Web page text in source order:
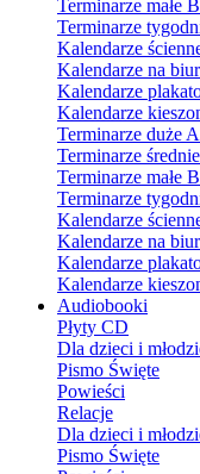
Terminarze małe
Terminarze
Kalendarze
Kalendarze na
Kalendarze
Kalendarze
Terminarze duże
Terminarze
Terminarze małe
Terminarze
Kalendarze
Kalendarze na
Kalendarze
Kalendarze
Audiobooki
Płyty CD
Dla dzieci i
Pismo Święte
Powieści
Relacje
Dla dzieci i
Pismo Święte